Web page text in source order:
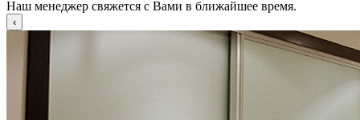
Наш менеджер свяжется с Вами в ближайшее время.